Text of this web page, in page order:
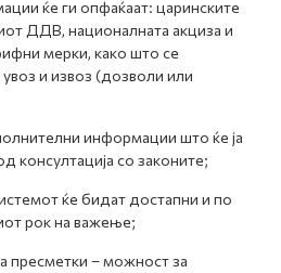
ќе ги опфаќаат: царинските
ДДВ, националната акциза и
мерки, како што се
и извоз (дозволи или
информации што ќе ја
консултација со законите;
ќе бидат достапни и по
рок на важење;
пресметки – можност за